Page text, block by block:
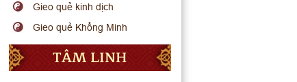
Gieo quẻ kinh dịch
Gieo quẻ Khổng Minh
TÂM LINH